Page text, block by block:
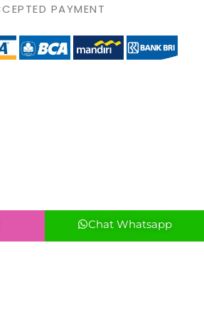
PAYMENT
Chat Whatsapp